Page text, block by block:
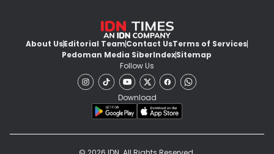
About UsEditorial TeamContact UsTerms of Services
Pedoman Media SiberIndexSitemap
Follow Us
Download